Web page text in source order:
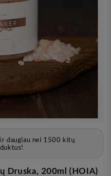
Druska, 200ml (HOIA)